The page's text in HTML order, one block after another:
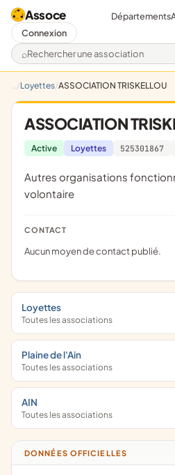
Assoce
Rechercher une association
Départements
Connexion
Loyettes ASSOCIATION TRISKELLOU
ASSOCIATION
Active Loyettes 525301867
Autres organisations fonctionnant par adhésion
volontaire
CONTACT
Aucun moyen de contact publié.
Loyettes
Toutes les associations
Plaine de l'Ain
Toutes les associations
AIN
Toutes les associations
DONNÉES OFFICIELLES